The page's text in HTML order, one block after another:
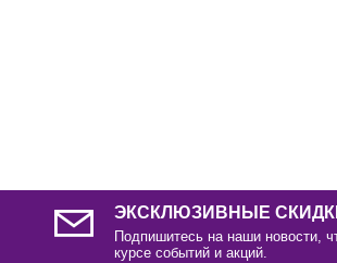
ЭКСКЛЮЗИВНЫЕ
Подпишитесь на наши новости,
курсе событий и акций.